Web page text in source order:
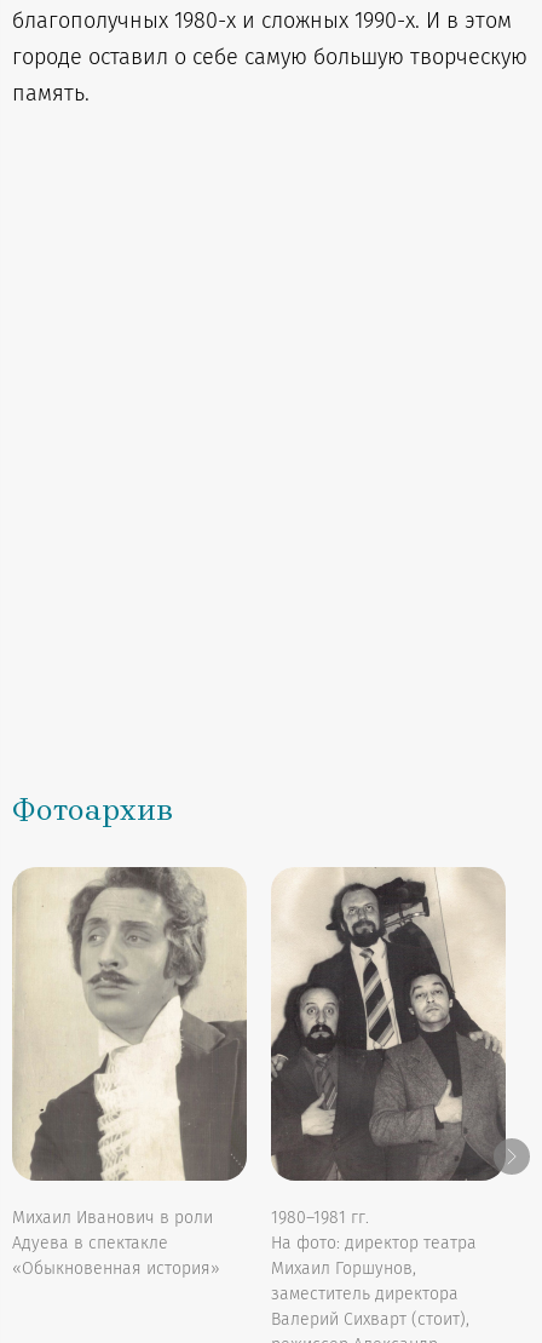
благополучных 1980-х и сложных 1990-х. И в этом
городе оставил о себе самую большую творческую
память.
Фотоархив
Михаил Иванович в роли
Адуева в спектакле
«Обыкновенная история»
1980–1981 гг.
На фото: директор театра
Михаил Горшунов,
заместитель директора
Валерий Сихварт (стоит),